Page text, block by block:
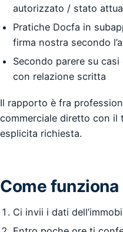
autorizzato / stato
Pratiche Docfa in
firma nostra secondo
Secondo parere su
con relazione scritta
Il rapporto è fra
commerciale diretto con il
esplicita richiesta.
Come
Ci invii i dati